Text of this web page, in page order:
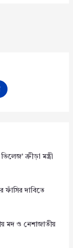
ক্রীড়া মন্ত্রী
ফাঁসির দাবিতে
মদ ও নেশাজাতীয়